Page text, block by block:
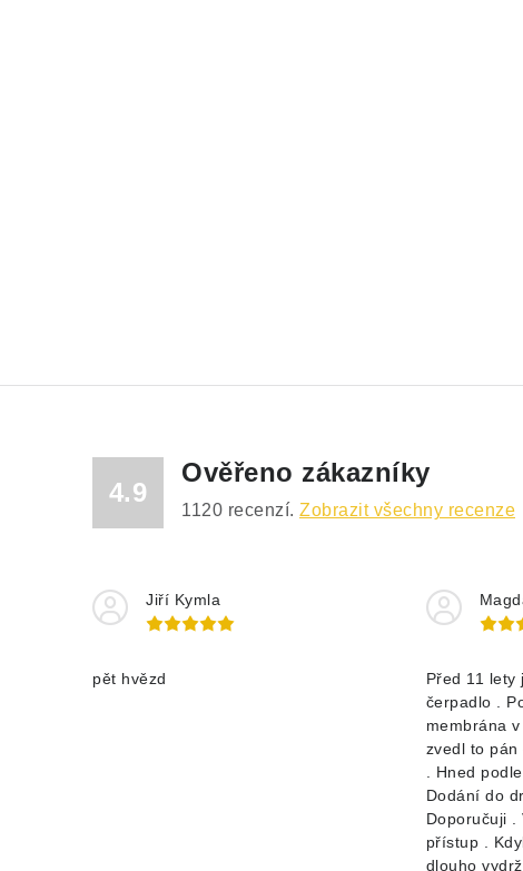
4.9
Ověřeno zákazníky
1120 recenzí. Zobrazit všechny recenze
Jiří Kymla
pět hvězd
Před 11 lety
čerpadlo .
membrána
zvedl to
. Hned
Dodání do
Doporučuji .
přístup .
dlouho